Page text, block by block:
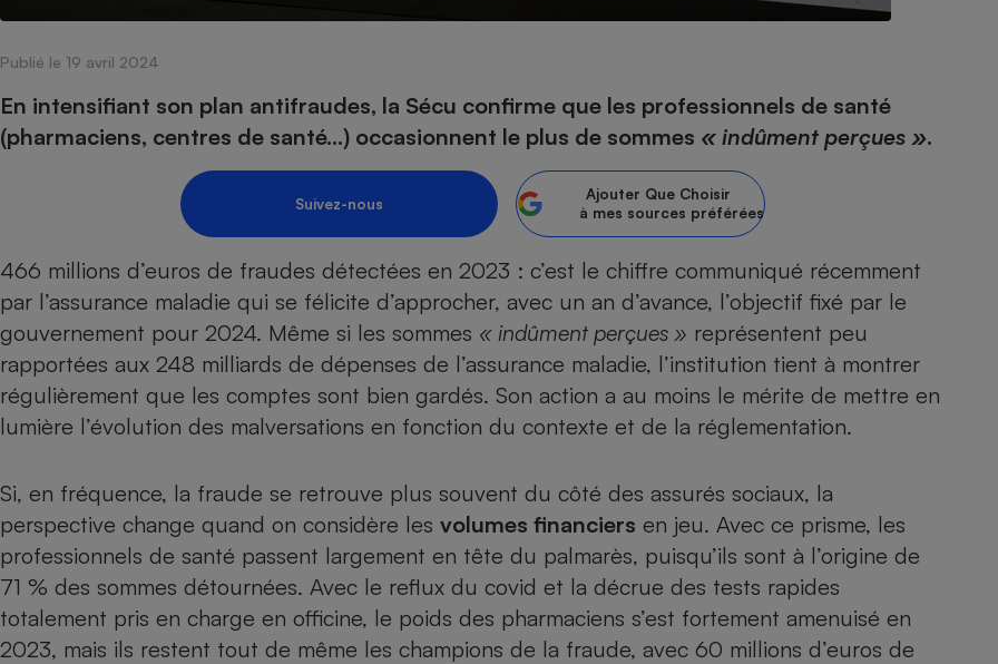
Publié le 19 avril 2024
En intensifiant son plan antifraudes, la Sécu confirme que les professionnels de santé
(pharmaciens, centres de santé…) occasionnent le plus de sommes « indûment perçues ».
Suivez-nous
Ajouter Que Choisir
à mes sources préférées
466 millions d’euros de fraudes détectées en 2023 : c’est le chiffre communiqué récemment
par l’assurance maladie qui se félicite d’approcher, avec un an d’avance, l’objectif fixé par le
gouvernement pour 2024. Même si les sommes « indûment perçues » représentent peu
rapportées aux 248 milliards de dépenses de l’assurance maladie, l’institution tient à montrer
régulièrement que les comptes sont bien gardés. Son action a au moins le mérite de mettre en
lumière l’évolution des malversations en fonction du contexte et de la réglementation.
Si, en fréquence, la fraude se retrouve plus souvent du côté des assurés sociaux, la
perspective change quand on considère les volumes financiers en jeu. Avec ce prisme, les
professionnels de santé passent largement en tête du palmarès, puisqu’ils sont à l’origine de
71 % des sommes détournées. Avec le reflux du covid et la décrue des tests rapides
totalement pris en charge en officine, le poids des pharmaciens s’est fortement amenuisé en
2023, mais ils restent tout de même les champions de la fraude, avec 60 millions d’euros de
Complément
alimentaire
Foie gras
Champagne - Comment choisir une
bouteille de champagne
Assurance emprunteur Assurance vie
Banque en ligne
Petit électroménager - Ustensile
Lave-linge Lave-vaisselle
Plaque de cuisson à
induction
Four encastrable
Internet
Téléviseur Ordinateur portable
Téléphone mobile -
Smartphone
Appareil photo
numérique
Matelas Poêle à granulés
Radiateur électrique Électricité - Gaz
Antimoustique Crème solaire